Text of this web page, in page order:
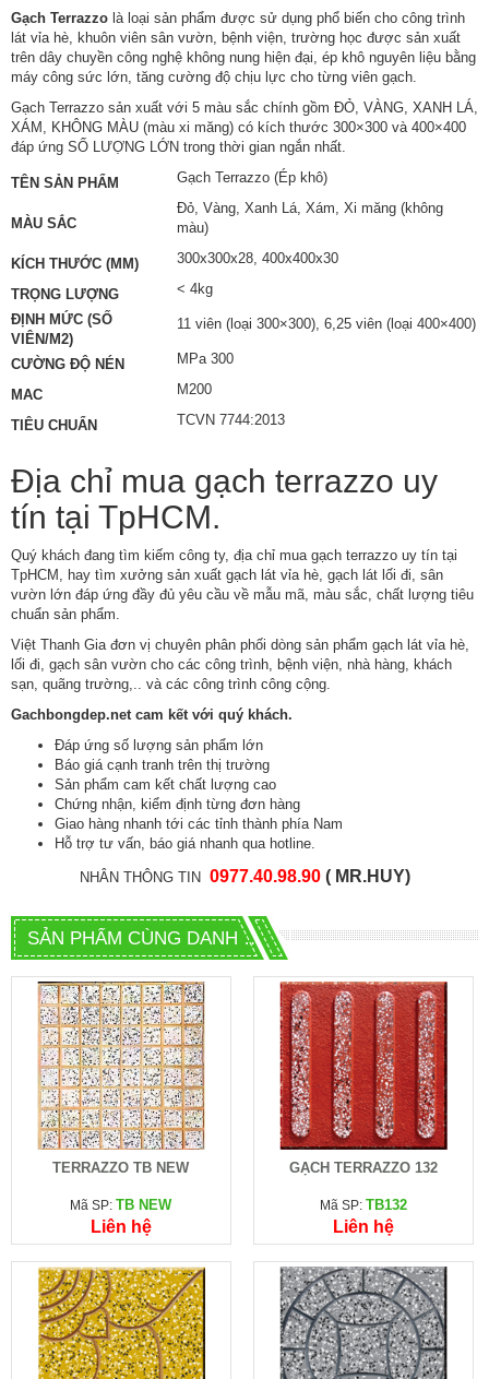
Gạch Terrazzo là loại sản phẩm được sử dụng phổ biến cho công trình
lát vỉa hè, khuôn viên sân vườn, bệnh viện, trường học được sản xuất
trên dây chuyền công nghệ không nung hiện đại, ép khô nguyên liệu bằng
máy công sức lớn, tăng cường độ chịu lực cho từng viên gạch.
Gạch Terrazzo sản xuất với 5 màu sắc chính gồm ĐỎ, VÀNG, XANH LÁ,
XÁM, KHÔNG MÀU (màu xi măng) có kích thước 300×300 và 400×400
đáp ứng SỐ LƯỢNG LỚN trong thời gian ngắn nhất.
TÊN SẢN PHẨM Gạch Terrazzo (Ép khô)
MÀU SẮC
Đỏ, Vàng, Xanh Lá, Xám, Xi măng (không
màu)
KÍCH THƯỚC (MM) 300x300x28, 400x400x30
TRỌNG LƯỢNG
< 4kg
ĐỊNH MỨC (SỐ
VIÊN/M2)
11 viên (loại 300×300), 6,25 viên (loại 400×400)
CƯỜNG ĐỘ NÉN MPa 300
MAC M200
TIÊU CHUẨN TCVN 7744:2013
Địa chỉ mua gạch terrazzo uy
tín tại TpHCM.
Quý khách đang tìm kiếm công ty, địa chỉ mua gạch terrazzo uy tín tại
TpHCM, hay tìm xưởng sản xuất gạch lát vỉa hè, gạch lát lối đi, sân
vườn lớn đáp ứng đầy đủ yêu cầu về mẫu mã, màu sắc, chất lượng tiêu
chuẩn sản phẩm.
Việt Thanh Gia đơn vị chuyên phân phối dòng sản phẩm gạch lát vỉa hè,
lối đi, gạch sân vườn cho các công trình, bệnh viện, nhà hàng, khách
sạn, quãng trường,.. và các công trình công cộng.
Gachbongdep.netcam kết với quý khách.
Đáp ứng số lượng sản phẩm lớn
Báo giá cạnh tranh trên thị trường
Sản phẩm cam kết chất lượng cao
Chứng nhận, kiểm định từng đơn hàng
Giao hàng nhanh tới các tỉnh thành phía Nam
Hỗ trợ tư vấn, báo giá nhanh qua hotline.
NHÂN THÔNG TIN 0977.40.98.90( MR.HUY)
SẢN PHẨM CÙNG DANH MỤC
TERRAZZO TB NEW
Mã SP:TB NEW
Liên hệ
GẠCH TERRAZZO 132
Mã SP: TB132
Liên hệ